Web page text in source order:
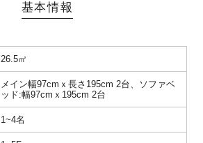
基本情報
26.5㎡
メイン幅97cmｘ長さ195cm 2台、ソファベ
ッド:幅97cmｘ195cm 2台
1~4名